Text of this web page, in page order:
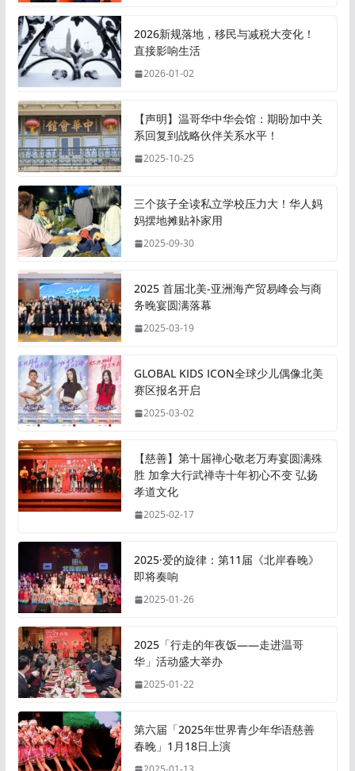
2026新规落地，移民与减税大变化！
直接影响生活
2026-01-02
【声明】温哥华中华会馆：期盼加中关
系回复到战略伙伴关系水平！
2025-10-25
三个孩子全读私立学校压力大！华人妈
妈摆地摊贴补家用
2025-09-30
2025 首届北美-亚洲海产贸易峰会与商
务晚宴圆满落幕
2025-03-19
GLOBAL KIDS ICON全球少儿偶像北美
赛区报名开启
2025-03-02
【慈善】第十届禅心敬老万寿宴圆满殊
胜 加拿大行武禅寺十年初心不变 弘扬
孝道文化
2025-02-17
2025·爱的旋律：第11届《北岸春晚》
即将奏响
2025-01-26
2025「行走的年夜饭——走进温哥
华」活动盛大举办
2025-01-22
第六届「2025年世界青少年华语慈善
春晚」1月18日上演